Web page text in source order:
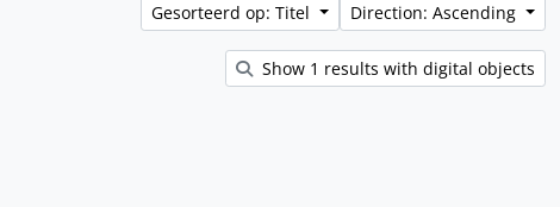
Gesorteerd op: Titel Direction: Ascending
Show 1 results with digital objects